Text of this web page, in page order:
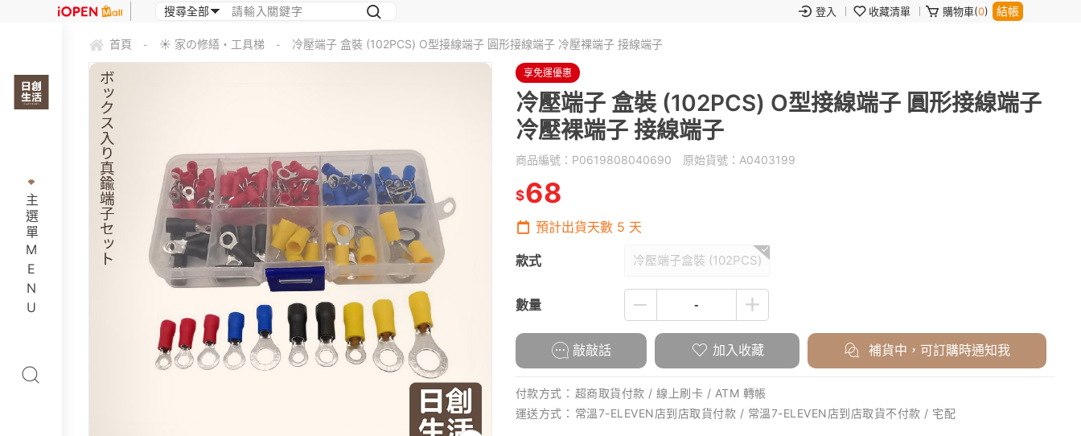
登入 收藏清單 購物車(0) 結帳
主選單MENU
首頁 - ☀ 家の修繕・工具梯 - 冷壓端子 盒裝 (102PCS) O型接線端子 圓形接線端子 冷壓裸端子 接線端子
享免運優惠
冷壓端子 盒裝 (102PCS) O型接線端子 圓形接線端子
冷壓裸端子 接線端子
商品編號： P0619808040690 原始貨號： A0403199
$68
預計出貨天數 5 天
款式 冷壓端子盒裝 (102PCS)
數量
敲敲話 加入收藏 補貨中，可訂購時通知我
付款方式： 超商取貨付款 / 線上刷卡 / ATM 轉帳
運送方式： 常溫7-ELEVEN店到店取貨付款 / 常溫7-ELEVEN店到店取貨不付款 / 宅配